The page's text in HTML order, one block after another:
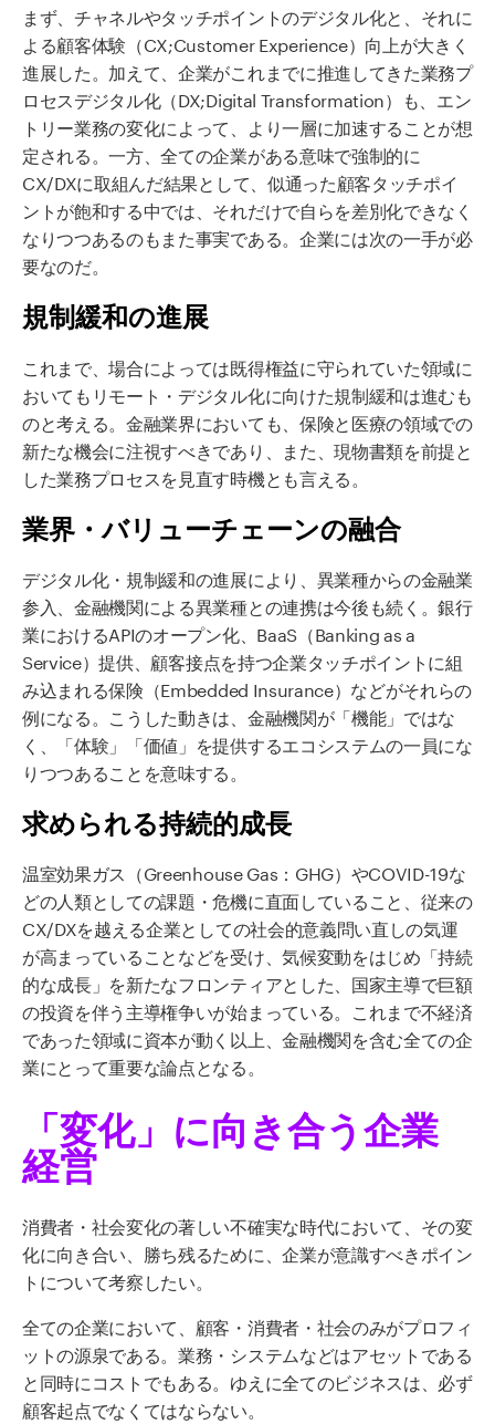
まず、チャネルやタッチポイントのデジタル化と、それに
よる顧客体験（CX;Customer Experience）向上が大きく
進展した。加えて、企業がこれまでに推進してきた業務プ
ロセスデジタル化（DX;Digital Transformation）も、エン
トリー業務の変化によって、より一層に加速することが想
定される。一方、全ての企業がある意味で強制的に
CX/DXに取組んだ結果として、似通った顧客タッチポイ
ントが飽和する中では、それだけで自らを差別化できなく
なりつつあるのもまた事実である。企業には次の一手が必
要なのだ。
規制緩和の進展
これまで、場合によっては既得権益に守られていた領域に
おいてもリモート・デジタル化に向けた規制緩和は進むも
のと考える。金融業界においても、保険と医療の領域での
新たな機会に注視すべきであり、また、現物書類を前提と
した業務プロセスを見直す時機とも言える。
業界・バリューチェーンの融合
デジタル化・規制緩和の進展により、異業種からの金融業
参入、金融機関による異業種との連携は今後も続く。銀行
業におけるAPIのオープン化、BaaS（Banking as a
Service）提供、顧客接点を持つ企業タッチポイントに組
み込まれる保険（Embedded Insurance）などがそれらの
例になる。こうした動きは、金融機関が「機能」ではな
く、「体験」「価値」を提供するエコシステムの一員にな
りつつあることを意味する。
求められる持続的成長
温室効果ガス（Greenhouse Gas：GHG）やCOVID-19な
どの人類としての課題・危機に直面していること、従来の
CX/DXを越える企業としての社会的意義問い直しの気運
が高まっていることなどを受け、気候変動をはじめ「持続
的な成長」を新たなフロンティアとした、国家主導で巨額
の投資を伴う主導権争いが始まっている。これまで不経済
であった領域に資本が動く以上、金融機関を含む全ての企
業にとって重要な論点となる。
「変化」に向き合う企業
経営
消費者・社会変化の著しい不確実な時代において、その変
化に向き合い、勝ち残るために、企業が意識すべきポイン
トについて考察したい。
全ての企業において、顧客・消費者・社会のみがプロフィ
ットの源泉である。業務・システムなどはアセットである
と同時にコストでもある。ゆえに全てのビジネスは、必ず
顧客起点でなくてはならない。